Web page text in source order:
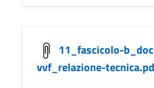
11_fascicolo-
vvf_relazione-